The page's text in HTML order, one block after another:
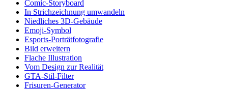
Comic-Storyboard
In Strichzeichnung umwandeln
Niedliches 3D-Gebäude
Emoji-Symbol
Esports-Porträtfotografie
Bild erweitern
Flache Illustration
Vom Design zur Realität
GTA-Stil-Filter
Frisuren-Generator